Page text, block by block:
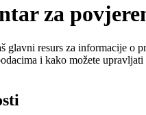
za
glavni resurs za informacije o
i kako možete